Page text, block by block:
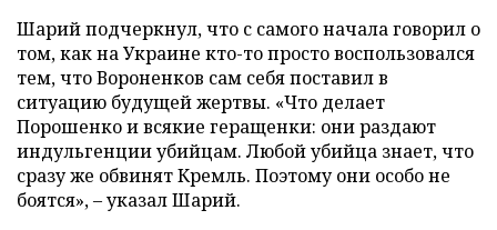
Шарий подчеркнул, что с самого начала говорил о
том, как на Украине кто-то просто воспользовался
тем, что Вороненков сам себя поставил в
ситуацию будущей жертвы. «Что делает
Порошенко и всякие геращенки: они раздают
индульгенции убийцам. Любой убийца знает, что
сразу же обвинят Кремль. Поэтому они особо не
боятся», – указал Шарий.